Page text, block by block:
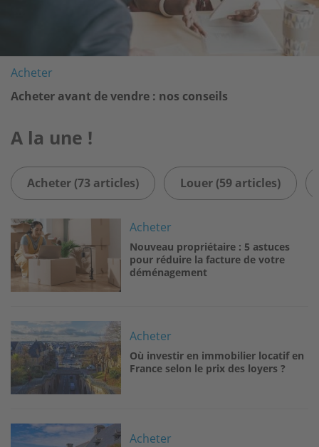
Acheter
Acheter avant de vendre : nos conseils
A la une !
Acheter (73 articles) Louer (59 articles)
Image Acheter
Nouveau propriétaire : 5 astuces
pour réduire la facture de votre
déménagement
Acheter
Où investir en immobilier locatif en
France selon le prix des loyers ?
Image
Acheter